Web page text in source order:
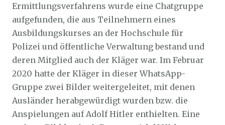
Ermittlungsverfahrens wurde eine Chatgruppe
aufgefunden, die aus Teilnehmern eines
Ausbildungskurses an der Hochschule für
Polizei und öffentliche Verwaltung bestand und
deren Mitglied auch der Kläger war. Im Februar
2020 hatte der Kläger in dieser WhatsApp-
Gruppe zwei Bilder weitergeleitet, mit denen
Ausländer herabgewürdigt wurden bzw. die
Anspielungen auf Adolf Hitler enthielten. Eine